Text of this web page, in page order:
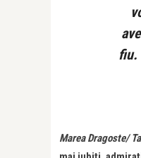
fiu.
Marea Dragoste/